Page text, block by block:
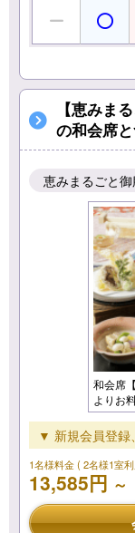
【恵みま
の和会席
恵みまるごと
和会席
よりお
▼ 新規会員登録
1名様料金( 2名様1室
13,585円 ～